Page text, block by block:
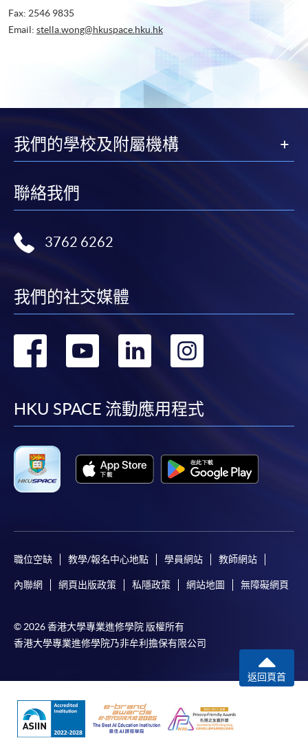
Fax: 2546 9835
Email: stella.wong@hkuspace.hku.hk
我們的學校及附屬機構
聯絡我們
3762 6262
我們的社交媒體
轉
facebook
轉
youtube
轉
linkedin
轉
HKU SPACE 流動應用程式
職位空缺 教學/報名中心地點 學員網站 教師網站
內聯網 網頁出版政策 私隱政策 網站地圖 無障礙網頁
© 2026 香港大學專業進修學院 版權所有
香港大學專業進修學院乃非牟利擔保有限公司
返回頁首